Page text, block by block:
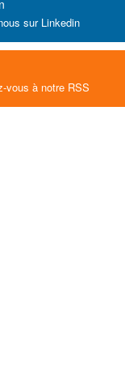
sur Linkedin
vous à notre RSS